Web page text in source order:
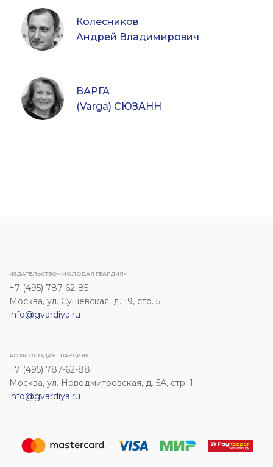
Колесников
Андрей Владимирович
ВАРГА
(Varga) СЮЗАНН
ИЗДАТЕЛЬСТВО «МОЛОДАЯ ГВАРДИЯ»
+7 (495) 787-62-85
Москва, ул. Сущевская, д. 19, стр. 5.
info@gvardiya.ru
АО «МОЛОДАЯ ГВАРДИЯ»
+7 (495) 787-62-88
Москва, ул. Новодмитровская, д. 5А, стр. 1
info@gvardiya.ru